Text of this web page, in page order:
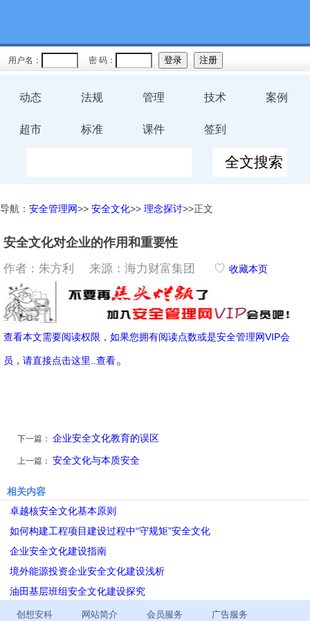
用户名： 密 码：
动态 法规 管理 技术 案例
超市 标准 课件 签到
导航： 安全管理网>> 安全文化>> 理念探讨>>正文
安全文化对企业的作用和重要性
作者：朱方利 来源：海力财富集团 ♡ 收藏本页
查看本文需要阅读权限，如果您拥有阅读点数或是安全管理网VIP会
员，请直接点击这里..查看。
下一篇： 企业安全文化教育的误区
上一篇： 安全文化与本质安全
相关内容
卓越核安全文化基本原则
如何构建工程项目建设过程中“守规矩”安全文化
企业安全文化建设指南
境外能源投资企业安全文化建设浅析
油田基层班组安全文化建设探究
创想安科 网站简介 会员服务 广告服务